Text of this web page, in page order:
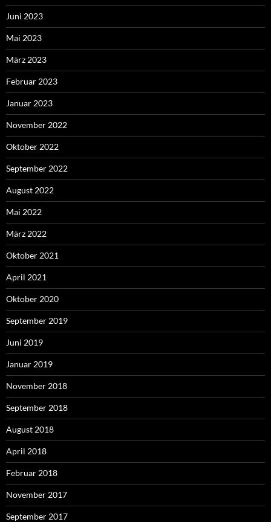
Juni 2023
Mai 2023
März 2023
Februar 2023
Januar 2023
November 2022
Oktober 2022
September 2022
August 2022
Mai 2022
März 2022
Oktober 2021
April 2021
Oktober 2020
September 2019
Juni 2019
Januar 2019
November 2018
September 2018
August 2018
April 2018
Februar 2018
November 2017
September 2017